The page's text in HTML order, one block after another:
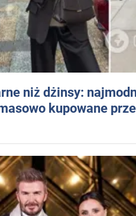
niż dżinsy:
kupowane